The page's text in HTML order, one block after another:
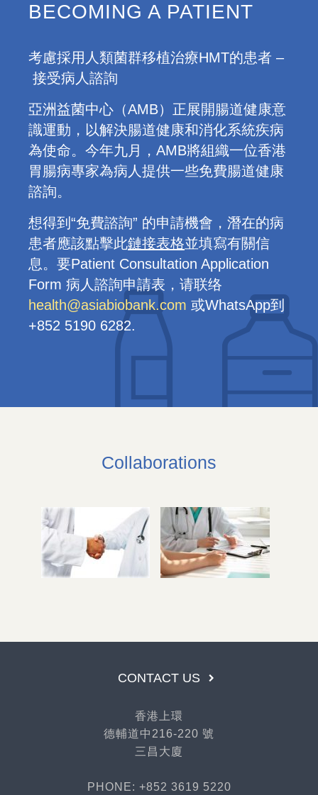
BECOMING A PATIENT
考慮採用人類菌群移植治療HMT的患者 –
接受病人諮詢
亞洲益菌中心（AMB）正展開腸道健康意
識運動，以解決腸道健康和消化系統疾病
為使命。今年九月，AMB將組織一位香港
胃腸病專家為病人提供一些免費腸道健康
諮詢。
想得到“免費諮詢” 的申請機會，潛在的病
患者應該點擊此鏈接表格並填寫有關信
息。要Patient Consultation Application
Form 病人諮詢申請表，请联络
health@asiabiobank.com 或WhatsApp到
+852 5190 6282.
Collaborations
CONTACT US
香港上環
德輔道中216-220 號
三昌大廈
PHONE: +852 3619 5220